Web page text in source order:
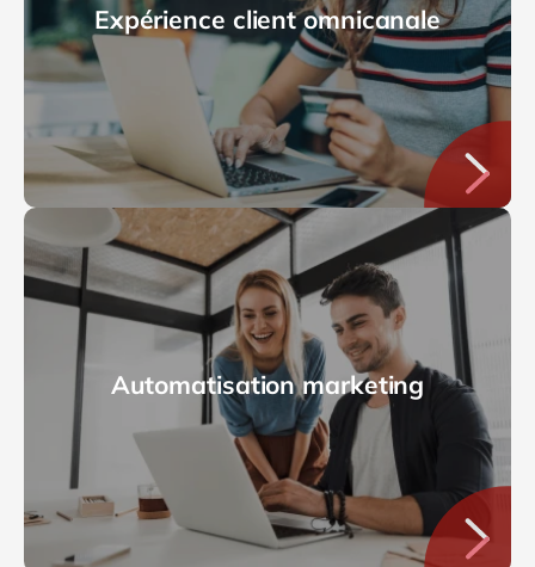
Expérience client omnicanale
Automatisation marketing